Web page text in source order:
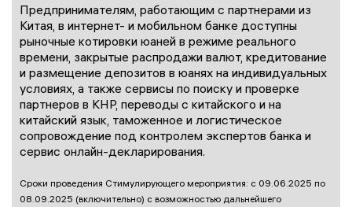
Предпринимателям, работающим с партнерами из
Китая, в интернет- и мобильном банке доступны
рыночные котировки юаней в режиме реального
времени, закрытые распродажи валют, кредитование
и размещение депозитов в юанях на индивидуальных
условиях, а также сервисы по поиску и проверке
партнеров в КНР, переводы с китайского и на
китайский язык, таможенное и логистическое
сопровождение под контролем экспертов банка и
сервис онлайн-декларирования.
Сроки проведения Стимулирующего мероприятия: с 09.06.2025 по
08.09.2025 (включительно) с возможностью дальнейшего